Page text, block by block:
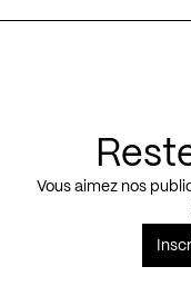
Vous aimez nos